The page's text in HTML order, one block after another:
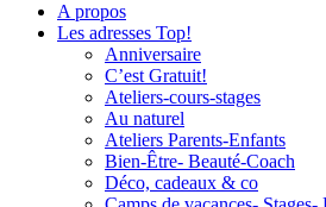
A propos
Les adresses Top!
Anniversaire
C’est Gratuit!
Ateliers-cours-stages
Au naturel
Ateliers Parents-Enfants
Bien-Être- Beauté-Coach
Déco, cadeaux & co